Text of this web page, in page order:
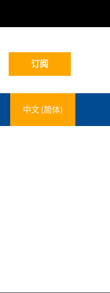
中文 (简体)